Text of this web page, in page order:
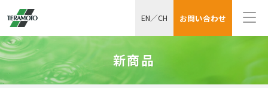
お問い合わせ
EN／CH
新商品